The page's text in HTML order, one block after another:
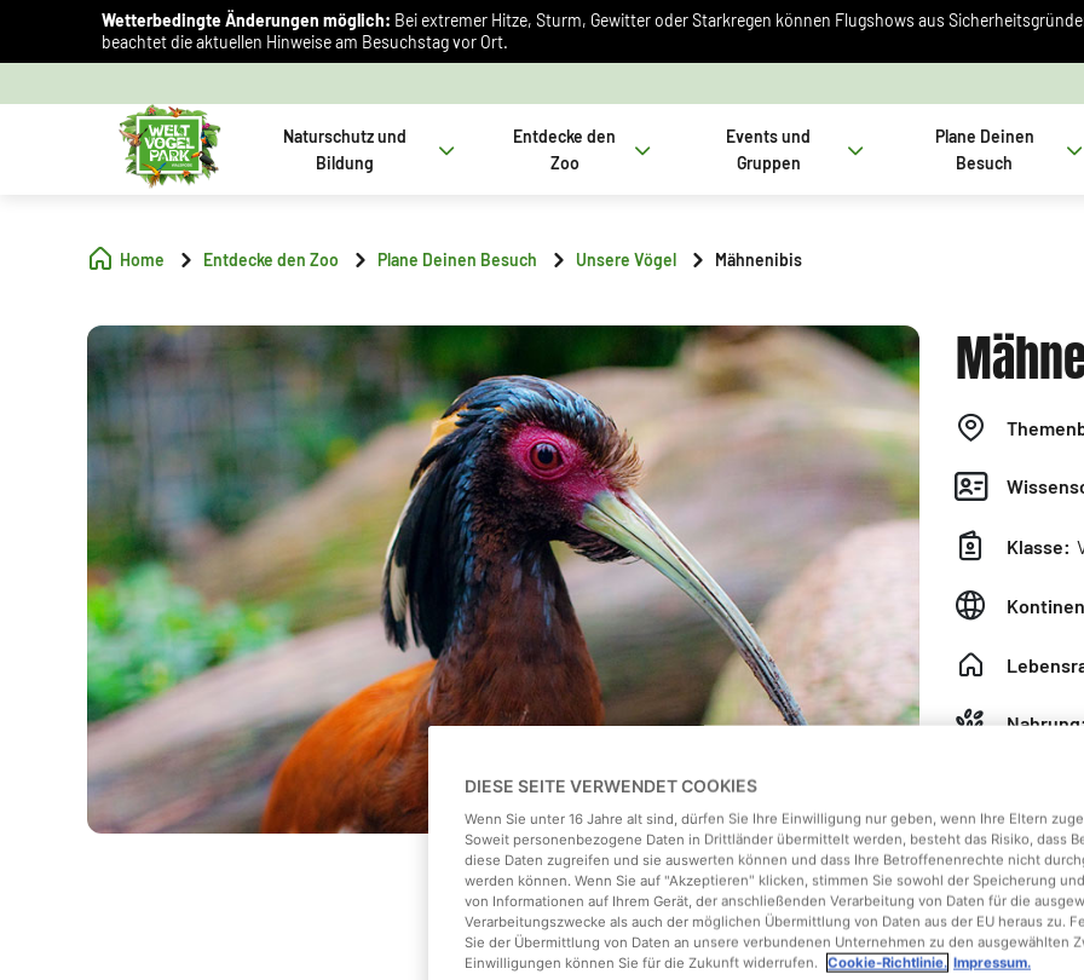
Wetterbedingte Änderungen möglich: Bei extremer Hitze, Sturm, Gewitter oder Starkregen können Flugshows aus
beachtet die aktuellen Hinweise am Besuchstag vor Ort.
Naturschutz und
Bildung
Entdecke den
Zoo
Events und
Gruppen
Plane Deinen
Besuch
Home Entdecke den Zoo Plane Deinen Besuch Unsere Vögel Mähnenibis
Klasse:
Größe:
DIESE SEITE VERWENDET COOKIES
Wenn Sie unter 16 Jahre alt sind, dürfen Sie Ihre Einwilligung nur geben, wenn Ihre Eltern
Soweit personenbezogene Daten in Drittländer übermittelt werden, besteht das Risiko, dass
diese Daten zugreifen und sie auswerten können und dass Ihre Betroffenenrechte nicht
werden können. Wenn Sie auf "Akzeptieren" klicken, stimmen Sie sowohl der Speicherung
von Informationen auf Ihrem Gerät, der anschließenden Verarbeitung von Daten für die
Verarbeitungszwecke als auch der möglichen Übermittlung von Daten aus der EU heraus zu.
Sie der Übermittlung von Daten an unsere verbundenen Unternehmen zu den ausgewählten
Einwilligungen können Sie für die Zukunft widerrufen.
Cookie-Richtlinie. Impressum.